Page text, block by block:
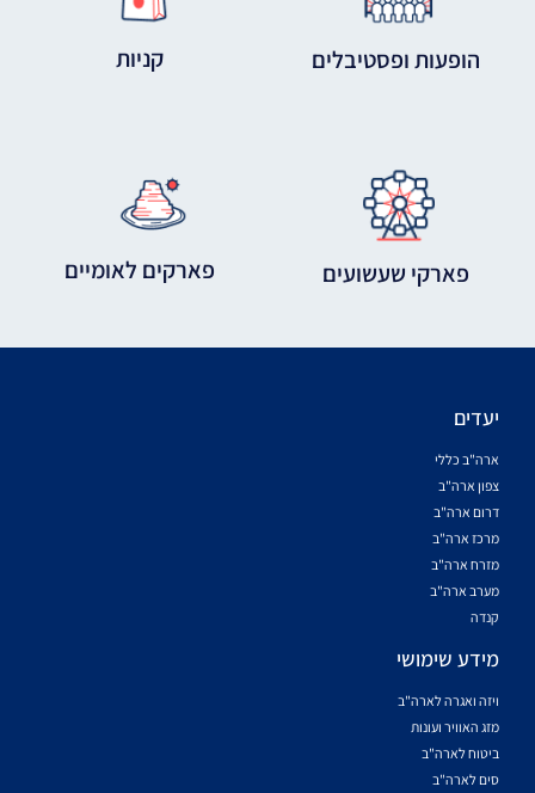
הופעות ופסטיבלים קניות
פארקי שעשועים פארקים לאומיים
יעדים
ארה"ב כללי
צפון ארה"ב
דרום ארה"ב
מרכז ארה"ב
מזרח ארה"ב
מערב ארה"ב
קנדה
מידע שימושי
ויזה ואגרה לארה"ב
מזג האוויר ועונות
ביטוח לארה"ב
סים לארה"ב